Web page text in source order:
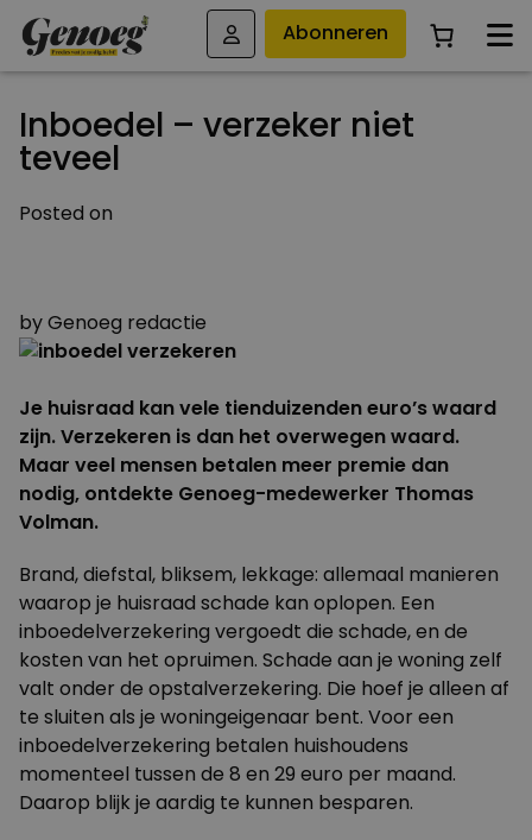
Abonneren
Inboedel – verzeker niet
teveel
Posted on
byGenoeg redactie
Je huisraad kan vele tienduizenden euro’s waard
zijn. Verzekeren is dan het overwegen waard.
Maar veel mensen betalen meer premie dan
nodig, ontdekte Genoeg-medewerker Thomas
Volman.
Brand, diefstal, bliksem, lekkage: allemaal manieren
waarop je huisraad schade kan oplopen. Een
inboedelverzekering vergoedt die schade, en de
kosten van het opruimen. Schade aan je woning zelf
valt onder de opstalverzekering. Die hoef je alleen af
te sluiten als je woningeigenaar bent. Voor een
inboedelverzekering betalen huishoudens
momenteel tussen de 8 en 29 euro per maand.
Daarop blijk je aardig te kunnen besparen.